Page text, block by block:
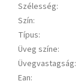
Szélesség:
Szín:
Típus:
Üveg színe:
Üvegvastagság:
Ean: